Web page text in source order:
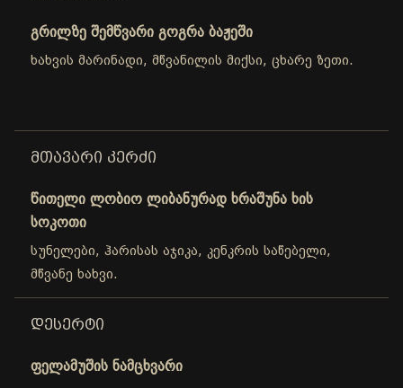
გრილზე შემწვარი გოგრა ბაჟეში
ხახვის მარინადი, მწვანილის მიქსი, ცხარე ზეთი.
ᲛᲗᲐᲕᲐᲠᲘ ᲙᲔᲠᲫᲘ
წითელი ლობიო ლიბანურად ხრაშუნა ხის
სოკოთი
სუნელები, ჰარისას აჯიკა, კენკრის საწებელი,
მწვანე ხახვი.
ᲓᲔᲡᲔᲠᲢᲘ
ფელამუშის ნამცხვარი